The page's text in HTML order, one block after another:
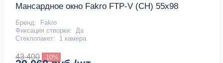
Мансардное окно Fakro FTP-V (CH) 55x98
Бренд:
Fakro
Фиксация створки: Да
Стеклопакет:
1 камера
43 400 -10%